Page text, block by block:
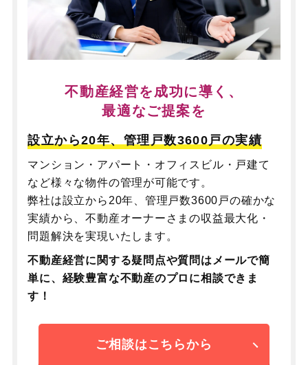
不動産経営を成功に導く、
最適なご提案を
設立から20年、管理戸数3600戸の実績
マンション・アパート・オフィスビル・戸建て
など様々な物件の管理が可能です。
弊社は設立から20年、管理戸数3600戸の確かな
実績から、不動産オーナーさまの収益最大化・
問題解決を実現いたします。
不動産経営に関する疑問点や質問はメールで簡
単に、 経験豊富な不動産のプロに相談できま
す！
ご相談はこちらから